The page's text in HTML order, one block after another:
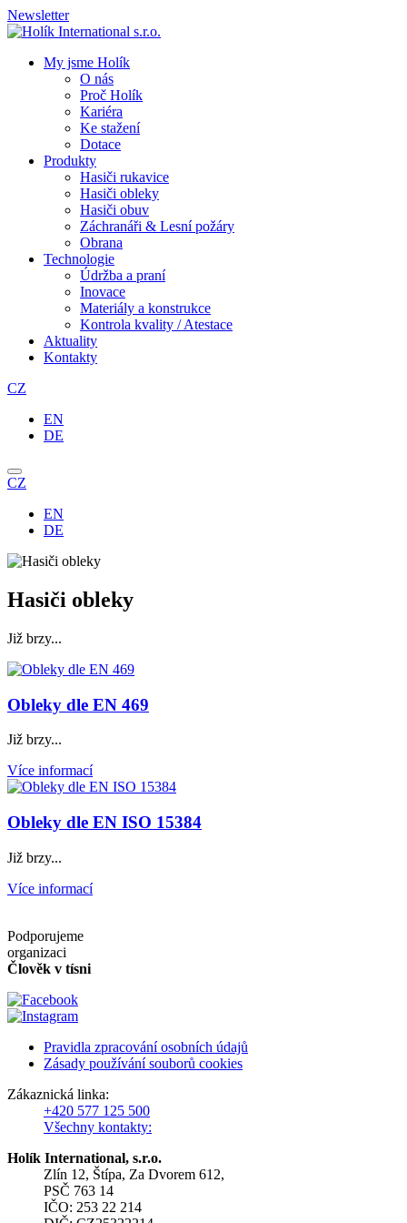
Newsletter
My jsme Holík
O nás
Proč Holík
Kariéra
Ke stažení
Dotace
Produkty
Hasiči rukavice
Hasiči obleky
Hasiči obuv
Záchranáři & Lesní požáry
Obrana
Technologie
Údržba a praní
Inovace
Materiály a konstrukce
Kontrola kvality / Atestace
Aktuality
Kontakty
CZ
EN
DE
CZ
EN
DE
Hasiči obleky
Již brzy...
Obleky dle EN 469
Již brzy...
Více informací
Obleky dle EN ISO 15384
Již brzy...
Více informací
Podporujeme
organizaci
Člověk v tísni
Pravidla zpracování osobních údajů
Zásady používání souborů cookies
Zákaznická linka:
+420 577 125 500
Všechny kontakty:
Holík International, s.r.o.
Zlín 12, Štípa, Za Dvorem 612,
PSČ 763 14
IČO: 253 22 214